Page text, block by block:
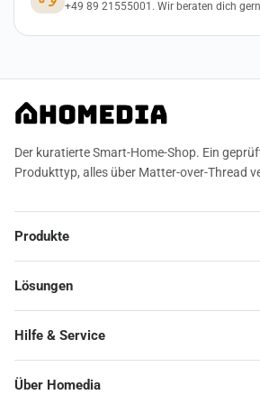
+49 89 21555001. Wir beraten dich
Der kuratierte Smart-Home-Shop. Ein
Produkttyp, alles über Matter-over-Thread
Produkte
Lösungen
Hilfe & Service
Über Homedia